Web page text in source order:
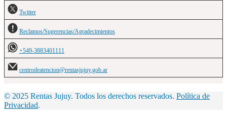
Twitter
Reclamos/Sugerencias/Agradecimientos
+549-3883401111
centrodeatencion@rentasjujuy.gob.ar
© 2025 Rentas Jujuy. Todos los derechos reservados. Política de
Privacidad.